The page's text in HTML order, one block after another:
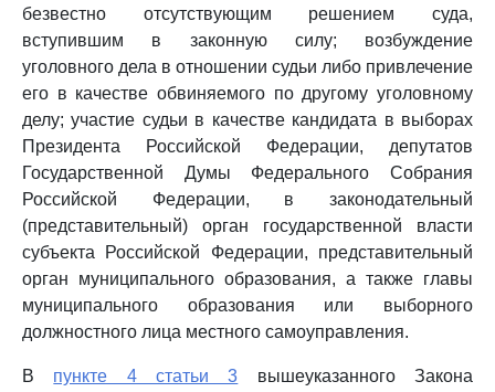
безвестно отсутствующим решением суда,
вступившим в законную силу; возбуждение
уголовного дела в отношении судьи либо привлечение
его в качестве обвиняемого по другому уголовному
делу; участие судьи в качестве кандидата в выборах
Президента Российской Федерации, депутатов
Государственной Думы Федерального Собрания
Российской Федерации, в законодательный
(представительный) орган государственной власти
субъекта Российской Федерации, представительный
орган муниципального образования, а также главы
муниципального образования или выборного
должностного лица местного самоуправления.
В пункте 4 статьи 3 вышеуказанного Закона